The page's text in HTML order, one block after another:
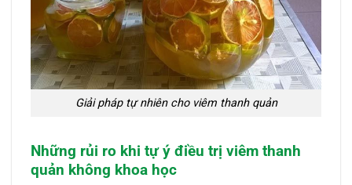
Giải pháp tự nhiên cho viêm thanh quản
Những rủi ro khi tự ý điều trị viêm thanh
quản không khoa học